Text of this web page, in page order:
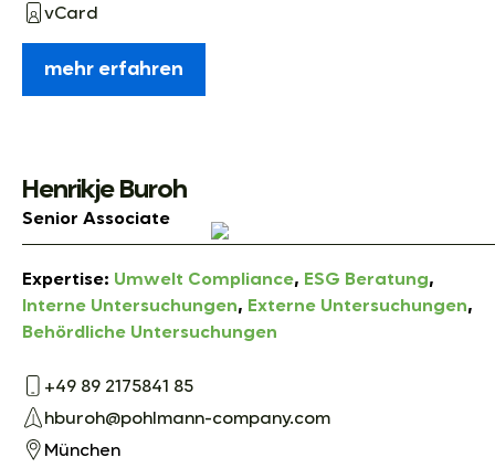
vCard
mehr erfahren
Henrikje Buroh
Senior Associate
Expertise: Umwelt Compliance, ESG Beratung,
Interne Untersuchungen, Externe Untersuchungen,
Behördliche Untersuchungen
+49 89 2175841 85
hburoh@pohlmann-company.com
München